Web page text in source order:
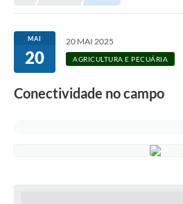
MAI
20
20 MAI 2025
AGRICULTURA E PECUÁRIA
Conectividade no campo